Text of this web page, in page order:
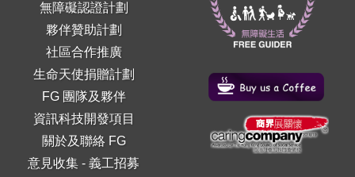
無障礙認證計劃
夥伴贊助計劃
社區合作推廣
生命天使捐贈計劃
FG 團隊及夥伴
資訊科技開發項目
關於及聯絡 FG
意見收集 -義工招募